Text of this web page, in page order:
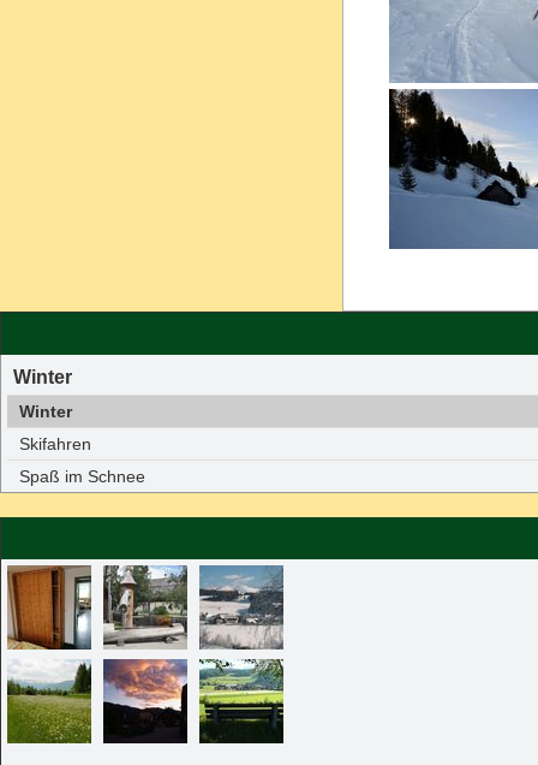
Winter
Winter
Skifahren
Spaß im Schnee